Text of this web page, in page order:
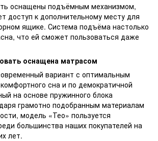
оснащены подъёмным механизмом,
доступ к дополнительному месту для
ящике. Система подъёма настолько
что ей сможет пользоваться даже
оснащена матрасом
вариант с оптимальным
сна и по демократичной
на основе пружинного блока
грамотно подобранным материалам
модель «Тео» пользуется
большинства наших покупателей на
лет.